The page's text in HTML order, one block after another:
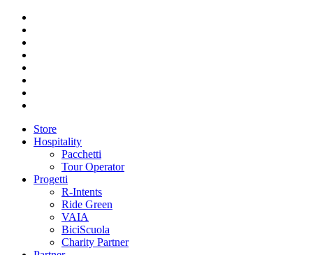
Store
Hospitality
Pacchetti
Tour Operator
Progetti
R-Intents
Ride Green
VAIA
BiciScuola
Charity Partner